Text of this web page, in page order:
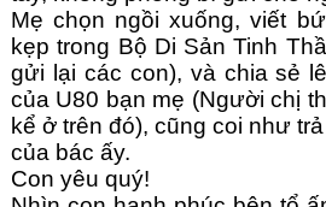
Mẹ chọn ngồi xuống, viết
kẹp trong Bộ Di Sản Tinh
gửi lại các con), và chia sẻ
của U80 bạn mẹ (Người chị
kể ở trên đó), cũng coi như
của bác ấy.
Con yêu quý!